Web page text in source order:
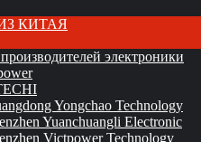
КИТАЯ
электроники
Yongchao Technology
Yuanchuangli Electronic
Victpower Technology